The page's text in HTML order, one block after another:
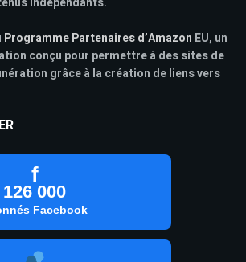
Programme Partenaires d’Amazon EU, un
conçu pour permettre à des sites de
grâce à la création de liens vers
f
126 000
Facebook